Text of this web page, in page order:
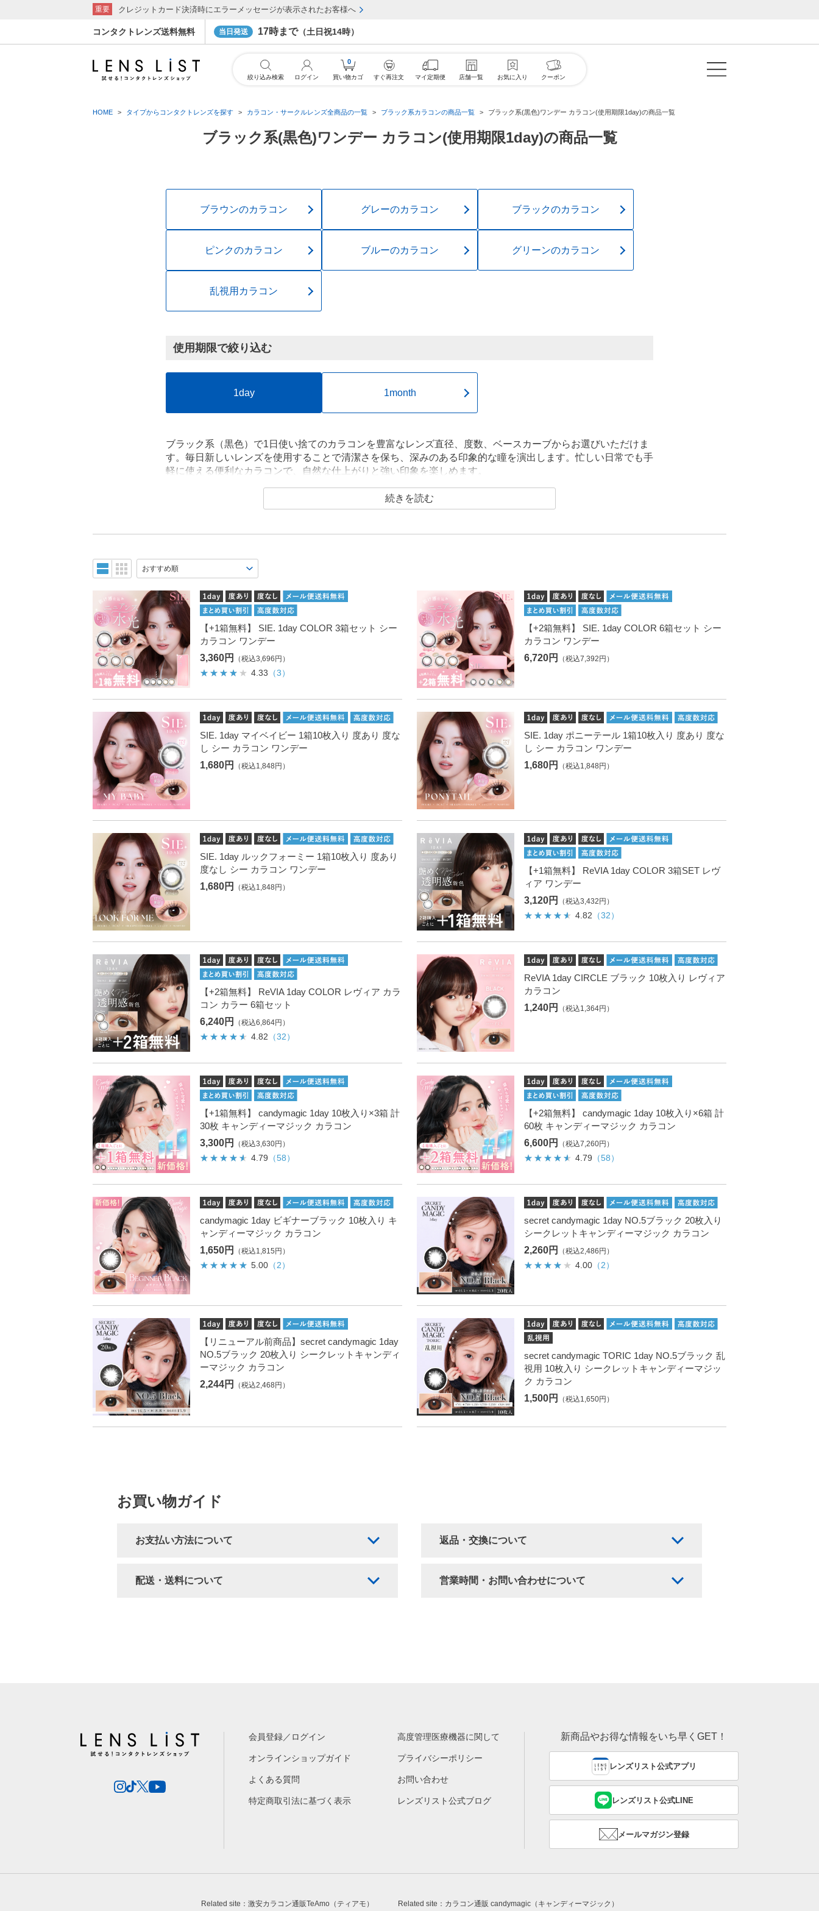
コンタクトレンズ送料無料 当日発送 17時まで（土日祝14時）
重要 クレジットカード決済時にエラーメッセージが表示されたお客様へ
HOME タイプからコンタクトレンズを探す カラコン・サークルレンズ全商品の一覧 ブラック系カラコンの商品一覧 ブラック系(黒色)ワンデー カラコン(使用期限1day)の商品一覧
ブラック系(黒色)ワンデー カラコン(使用期限1day)の商品一覧
ブラウンのカラコン グレーのカラコン ブラックのカラコン
ピンクのカラコン ブルーのカラコン グリーンのカラコン
乱視用カラコン
使用期限で絞り込む
1day 1month
ブラック系（黒色）で1日使い捨てのカラコンを豊富なレンズ直径、度数、ベースカーブからお選びいただけま
す。毎日新しいレンズを使用することで清潔さを保ち、深みのある印象的な瞳を演出します。忙しい日常でも手
軽に使える便利なカラコンで、自然な仕上がりと強い印象を楽しめます。
続きを読む
【+1箱無料】 SIE. 1day COLOR 3箱セット シー
カラコン ワンデー
3,360円
（税込3,696円）
4.33 （3）
【+2箱無料】 SIE. 1day COLOR 6箱セット シー
カラコン ワンデー
6,720円
（税込7,392円）
SIE. 1day マイベイビー 1箱10枚入り 度あり 度な
し シー カラコン ワンデー
1,680円
（税込1,848円）
SIE. 1day ポニーテール 1箱10枚入り 度あり 度な
し シー カラコン ワンデー
1,680円
（税込1,848円）
SIE. 1day ルックフォーミー 1箱10枚入り 度あり
度なし シー カラコン ワンデー
1,680円
（税込1,848円）
【+1箱無料】 ReVIA 1day COLOR 3箱SET レヴ
ィア ワンデー
3,120円
（税込3,432円）
4.82 （32）
【+2箱無料】 ReVIA 1day COLOR レヴィア カラ
コン カラー 6箱セット
6,240円
（税込6,864円）
4.82 （32）
ReVIA 1day CIRCLE ブラック 10枚入り レヴィア
カラコン
1,240円
（税込1,364円）
【+1箱無料】 candymagic 1day 10枚入り×3箱 計
30枚 キャンディーマジック カラコン
3,300円
（税込3,630円）
4.79 （58）
【+2箱無料】 candymagic 1day 10枚入り×6箱 計
60枚 キャンディーマジック カラコン
6,600円
（税込7,260円）
4.79 （58）
candymagic 1day ビギナーブラック 10枚入り キ
ャンディーマジック カラコン
1,650円
（税込1,815円）
5.00 （2）
secret candymagic 1day NO.5ブラック 20枚入り
シークレットキャンディーマジック カラコン
2,260円
（税込2,486円）
4.00（2）
【リニューアル前商品】secret candymagic 1day
NO.5ブラック 20枚入り シークレットキャンディ
ーマジック カラコン
2,244円
（税込2,468円）
secret candymagic TORIC 1day NO.5ブラック 乱
視用 10枚入り シークレットキャンディーマジッ
ク カラコン
1,500円
（税込1,650円）
絞り込み検索 ログイン
0
買い物カゴ すぐ再注文 マイ定期便 店舗一覧 お気に入り クーポン
お買い物ガイド
お支払い方法について
配送・送料について
返品・交換について
営業時間・お問い合わせについて
会員登録／ログイン
オンラインショップガイド
よくある質問
特定商取引法に基づく表示
高度管理医療機器に関して
プライバシーポリシー
お問い合わせ
レンズリスト公式ブログ
新商品やお得な情報をいち早くGET！
レンズリスト公式アプリ
レンズリスト公式LINE
メールマガジン登録
Related site：激安カラコン通販TeAmo（ティアモ） Related site：カラコン通販 candymagic（キャンディーマジック）